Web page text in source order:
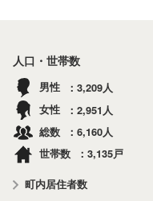
人口・世帯数
男性 3,209 人
女性
2,951 人
総数
6,160人
世帯数
3,135戸
町内居住者数